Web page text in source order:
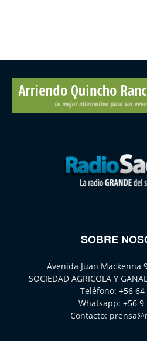
SOBRE
Avenida Juan Mackenna
SOCIEDAD AGRICOLA Y
Teléfono: +56
Whatsapp: +56 9
Contacto: